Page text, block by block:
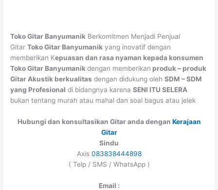
Toko Gitar Banyumanik Berkomitmen Menjadi Penjual
GitarToko Gitar Banyumanik yang inovatif dengan
memberikan Kepuasan dan rasa nyaman kepada konsumen
Toko Gitar Banyumanikdengan memberikan produk – produk
Gitar Akustik berkualitas dengan didukung olehSDM – SDM
yang Profesional di bidangnya karenaSENI ITU SELERA
bukan tentang murah atau mahal dan soal bagus atau jelek
Hubungi dan konsultasikan Gitar anda dengan Kerajaan
Gitar
Sindu
Axis 083838444898
( Telp / SMS / WhatsApp )
Email :